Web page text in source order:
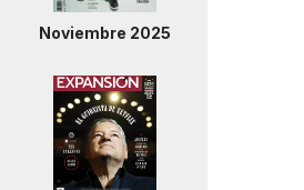
Noviembre 2025